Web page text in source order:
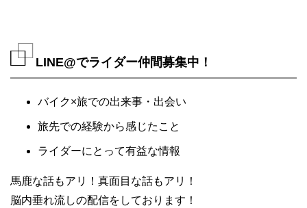
LINE@でライダー仲間募集中！
バイク×旅での出来事・出会い
旅先での経験から感じたこと
ライダーにとって有益な情報
馬鹿な話もアリ！真面目な話もアリ！
脳内垂れ流しの配信をしております！